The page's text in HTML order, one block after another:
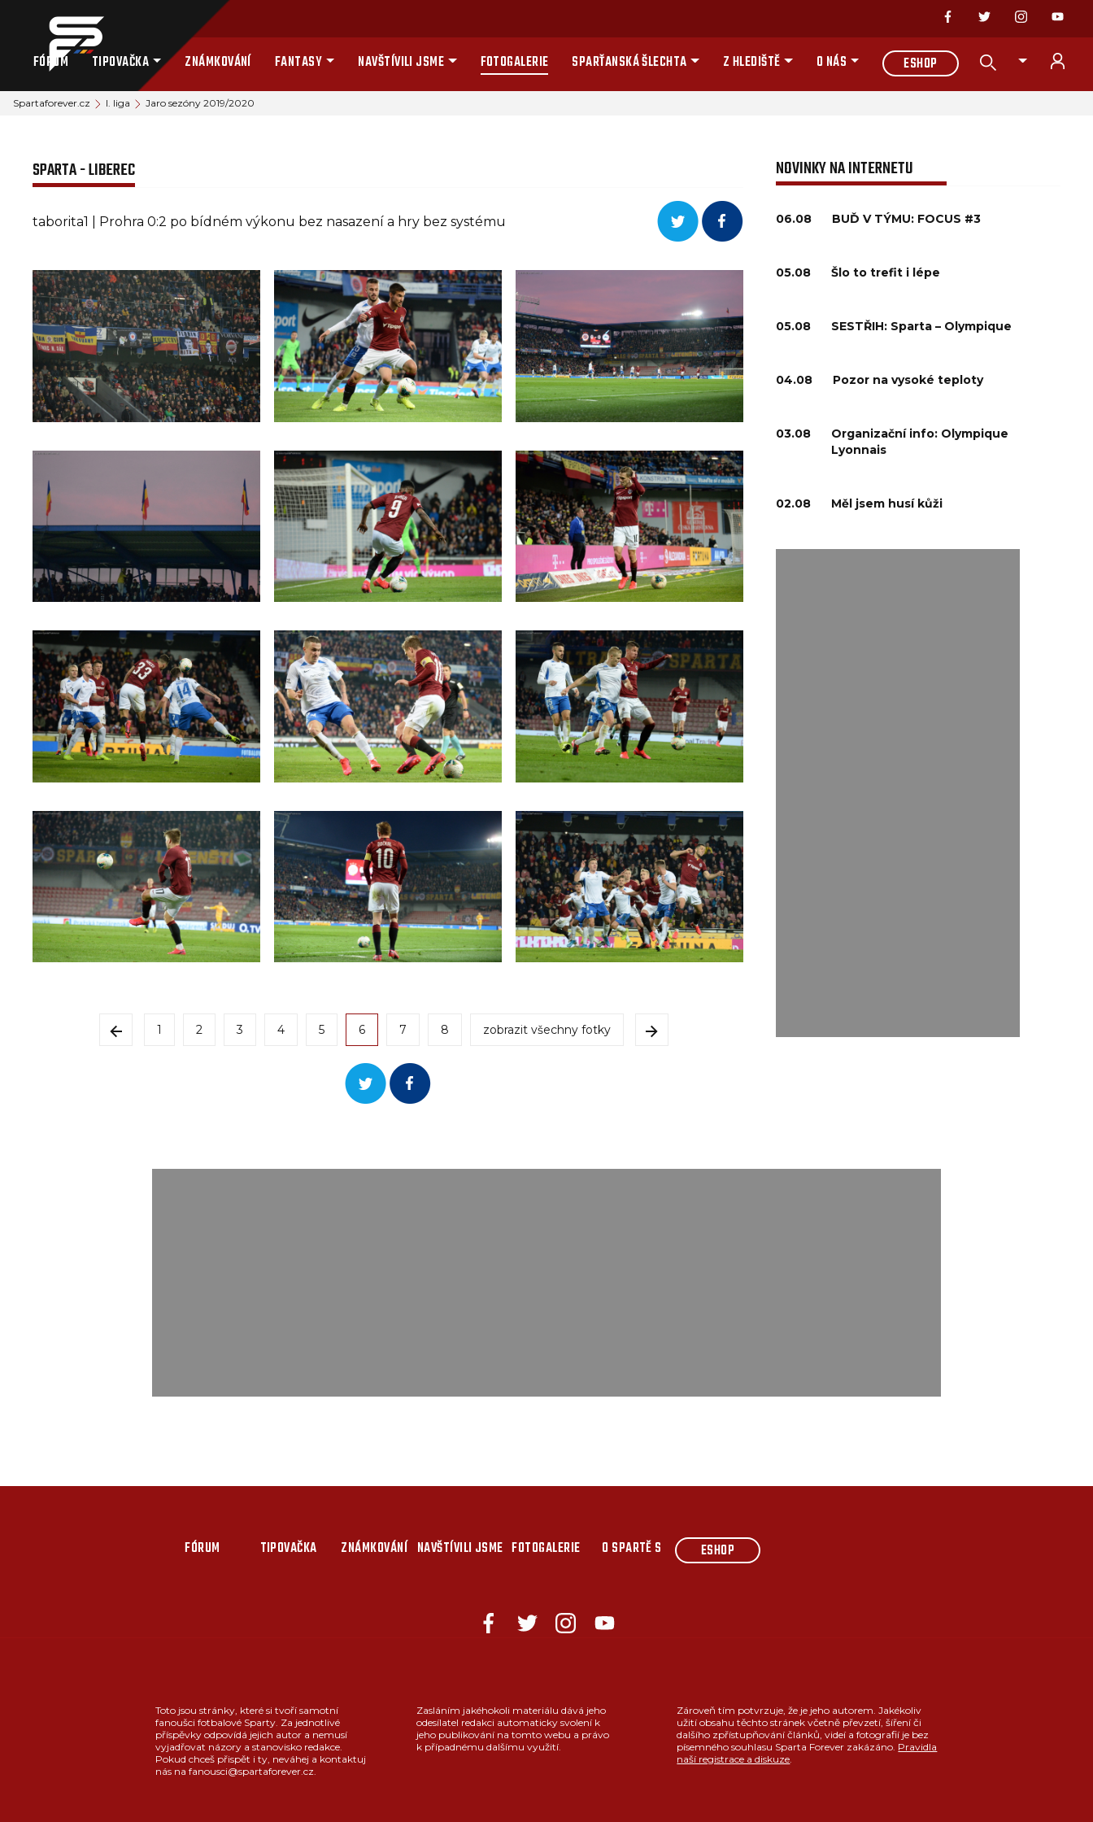
FÓRUM TIPOVAČKA ZNÁMKOVÁNÍ FANTASY NAVŠTÍVILI JSME FOTOGALERIE SPARŤANSKÁ ŠLECHTA Z HLEDIŠTĚ O NÁS ESHOP
Spartaforever.cz I. liga Jaro sezóny 2019/2020
SPARTA - LIBEREC
taborita1 | Prohra 0:2 po bídném výkonu bez nasazení a hry bez systému
1 2 3 4 5 6 7 8 zobrazit všechny fotky
NOVINKY NA INTERNETU
06.08 BUĎ V TÝMU: FOCUS #3
05.08 Šlo to trefit i lépe
05.08 SESTŘIH: Sparta – Olympique
04.08 Pozor na vysoké teploty
03.08
Organizační info: Olympique
Lyonnais
02.08 Měl jsem husí kůži
FÓRUM TIPOVAČKA ZNÁMKOVÁNÍ NAVŠTÍVILI JSME FOTOGALERIE O SPARTĚ S ESHOP
Toto jsou stránky, které si tvoří samotní
fanoušci fotbalové Sparty. Za jednotlivé
příspěvky odpovídá jejich autor a nemusí
vyjadřovat názory a stanovisko redakce.
Pokud chceš přispět i ty, neváhej a kontaktuj
nás na fanousci@spartaforever.cz.
Zasláním jakéhokoli materiálu dává jeho
odesílatel redakci automaticky svolení k
jeho publikování na tomto webu a právo
k případnému dalšímu využití.
Zároveň tím potvrzuje, že je jeho autorem. Jakékoliv
užití obsahu těchto stránek včetně převzetí, šíření či
dalšího zpřístupňování článků, videí a fotografií je bez
písemného souhlasu Sparta Forever zakázáno. Pravidla
naší registrace a diskuze